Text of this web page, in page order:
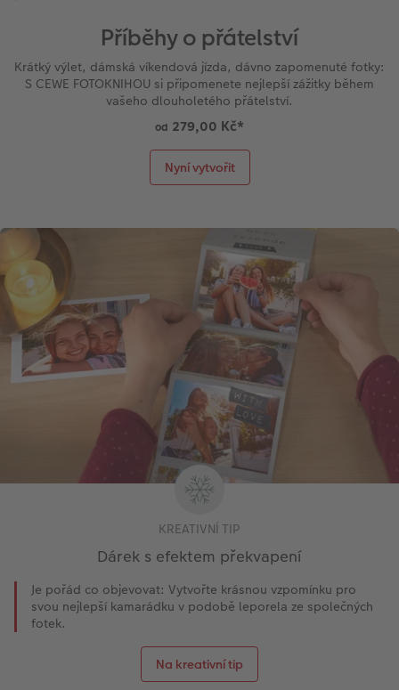
Příběhy o přátelství
Krátký výlet, dámská víkendová jízda, dávno zapomenuté fotky:
S CEWE FOTOKNIHOU si připomenete nejlepší zážitky během
vašeho dlouholetého přátelství.
od 279,00 Kč*
Nyní vytvořit
KREATIVNÍ TIP
Dárek s efektem překvapení
Je pořád co objevovat: Vytvořte krásnou vzpomínku pro
svou nejlepší kamarádku v podobě leporela ze společných
fotek.
Na kreativní tip